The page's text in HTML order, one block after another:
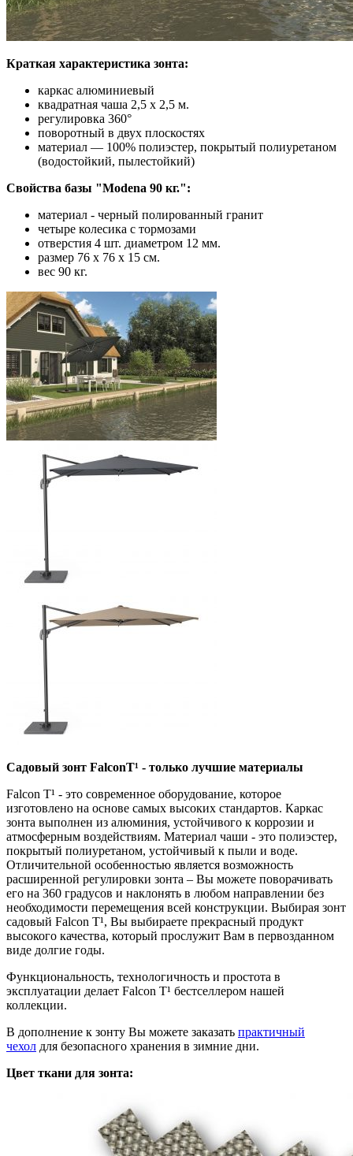
Краткая характеристика зонта:
каркас алюминиевый
квадратная чаша 2,5 х 2,5 м.
регулировка 360°
поворотный в двух плоскостях
материал — 100% полиэстер, покрытый полиуретаном
(водостойкий, пылестойкий)
Свойства базы "Modena 90 кг.":
материал - черный полированный гранит
четыре колесика с тормозами
отверстия 4 шт. диаметром 12 мм.
размер 76 x 76 x 15 см.
вес 90 кг.
Садовый зонт FalconT¹ - только лучшие материалы
Falcon T¹ - это современное оборудование, которое
изготовлено на основе самых высоких стандартов. Каркас
зонта выполнен из алюминия, устойчивого к коррозии и
атмосферным воздействиям. Материал чаши - это полиэстер,
покрытый полиуретаном, устойчивый к пыли и воде.
Отличительной особенностью является возможность
расширенной регулировки зонта – Вы можете поворачивать
его на 360 градусов и наклонять в любом направлении без
необходимости перемещения всей конструкции. Выбирая зонт
садовый Falcon T¹, Вы выбираете прекрасный продукт
высокого качества, который прослужит Вам в первозданном
виде долгие годы.
Функциональность, технологичность и простота в
эксплуатации делает Falcon T¹ бестселлером нашей
коллекции.
В дополнение к зонту Вы можете заказать практичный
чехол для безопасного хранения в зимние дни.
Цвет ткани для зонта: